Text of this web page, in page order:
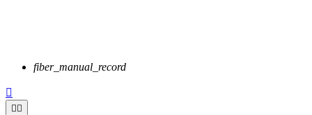
fiber_manual_record

 